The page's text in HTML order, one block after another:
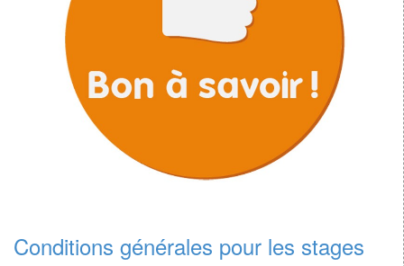
Conditions générales pour les stages